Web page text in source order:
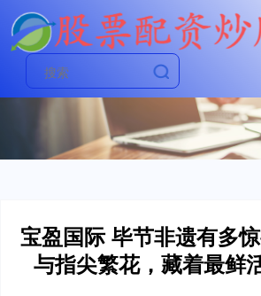
宝盈国际 毕节非遗有多
与指尖繁花，藏着最鲜